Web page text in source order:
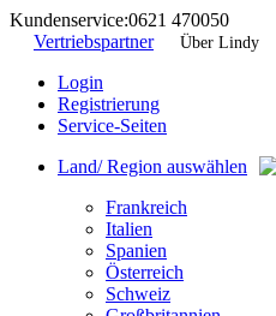
Kundenservice:0621 470050
Vertriebspartner
Über Lindy
Login
Registrierung
Service-Seiten
Land/ Region auswählen
Frankreich
Italien
Spanien
Österreich
Schweiz